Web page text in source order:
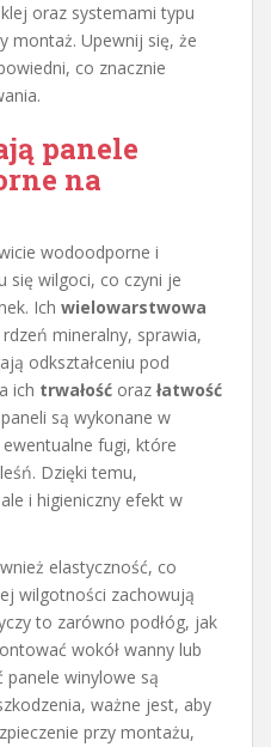
oraz systemami typu
montaż. Upewnij się, że
co znacznie
panele
na
wodoodporne i
się wilgoci, co czyni je
Ich wielowarstwowa
mineralny, sprawia,
odkształceniu pod
ich trwałość oraz łatwość
paneli są wykonane w
fugi, które
Dzięki temu,
i higieniczny efekt w
elastyczność, co
wilgotności zachowują
to zarówno podłóg, jak
wokół wanny lub
winylowe są
ważne jest, aby
przy montażu,